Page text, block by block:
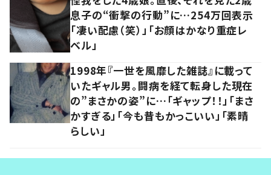
息子の“衝撃の行動”に…254万回表示
「凄い配慮（笑）」「お顔はかなり重症レ
ベル」
1998年『一世を風靡した雑誌』に載って
いたギャル男。闘病を経て転身した現在
の”まさかの姿”に…「ギャップ！！」「まさ
かすぎる」「今も昔もかっこいい」「素晴
らしい」